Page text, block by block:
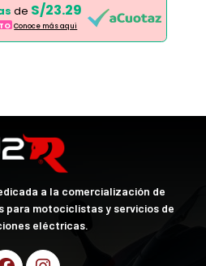
de S/23.29
Conoce más aqui
a la comercialización de
para motociclistas y servicios de
eléctricas.